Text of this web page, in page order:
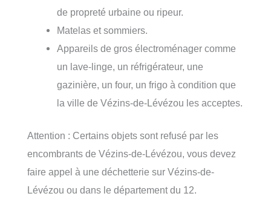
de propreté urbaine ou ripeur.
Matelas et sommiers.
Appareils de gros électroménager comme
un lave-linge, un réfrigérateur, une
gazinière, un four, un frigo à condition que
la ville de Vézins-de-Lévézou les acceptes.
Attention : Certains objets sont refusé par les
encombrants de Vézins-de-Lévézou, vous devez
faire appel à une déchetterie sur Vézins-de-
Lévézou ou dans le département du 12.